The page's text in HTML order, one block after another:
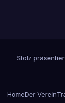
Stolz
HomeDer Verein